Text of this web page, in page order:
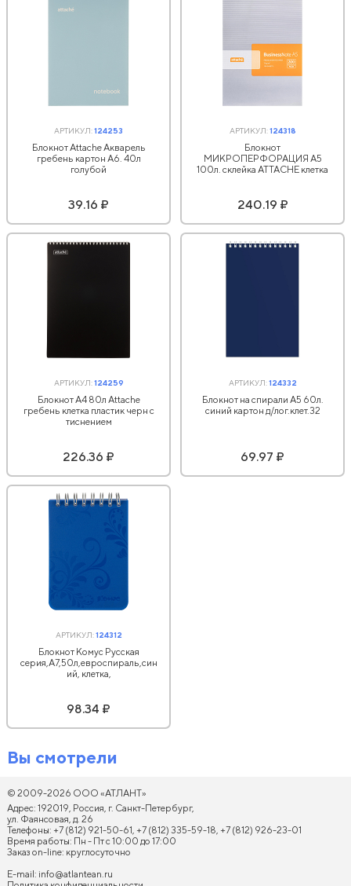
АРТИКУЛ:124253
Блокнот Attache Акварель
гребень картон А6. 40л
голубой
39.16 ₽
АРТИКУЛ:124318
Блокнот
МИКРОПЕРФОРАЦИЯ А5
100л. склейка ATTACHE клетка
240.19 ₽
АРТИКУЛ:124259
Блокнот А4 80л Attache
гребень клетка пластик черн с
тиснением
226.36 ₽
АРТИКУЛ:124332
Блокнот на спирали А5 60л.
синий картон д/лог.клет.32
69.97 ₽
АРТИКУЛ:124312
Блокнот Комус Русская
серия,А7,50л,евроспираль,син
ий, клетка,
98.34 ₽
Вы смотрели
© 2009-2026 ООО «АТЛАНТ»
Адрес: 192019, Россия, г. Санкт-Петербург,
ул. Фаянсовая, д. 26
Телефоны: +7 (812) 921-50-61, +7 (812) 335-59-18, +7 (812) 926-23-01
Время работы: Пн - Пт с 10:00 до 17:00
Заказ on-line: круглосуточно
E-mail: info@atlantean.ru